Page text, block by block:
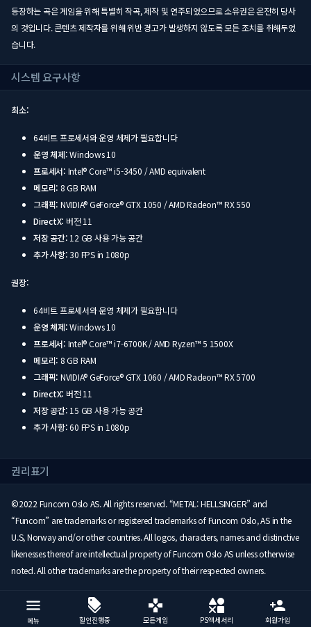
등장하는 곡은 게임을 위해 특별히 작곡, 제작 및 연주되었으므로 소유권은 온전히 당사
의 것입니다. 콘텐츠 제작자를 위해 위반 경고가 발생하지 않도록 모든 조치를 취해두었
습니다.
시스템 요구사항
최소:
64비트 프로세서와 운영 체제가 필요합니다
운영 체제:Windows 10
프로세서: Intel® Core™ i5-3450 / AMD equivalent
메모리: 8 GB RAM
그래픽: NVIDIA® GeForce® GTX 1050 / AMD Radeon™ RX 550
DirectX: 버전 11
저장 공간: 12 GB 사용 가능 공간
추가 사항:30 FPS in 1080p
권장:
64비트 프로세서와 운영 체제가 필요합니다
운영 체제:Windows 10
프로세서: Intel® Core™ i7-6700K / AMD Ryzen™ 5 1500X
메모리: 8 GB RAM
그래픽: NVIDIA® GeForce® GTX 1060 / AMD Radeon™ RX 5700
DirectX: 버전 11
저장 공간: 15 GB 사용 가능 공간
추가 사항:60 FPS in 1080p
권리표기
©2022 Funcom Oslo AS. All rights reserved. “METAL: HELLSINGER” and
“Funcom” are trademarks or registered trademarks of Funcom Oslo, AS in the
U.S, Norway and/or other countries. All logos, characters, names and distinctive
likenesses thereof are intellectual property of Funcom Oslo AS unless otherwise
noted. All other trademarks are the property of their respected owners.
메뉴 할인진행중 모든게임 PS액세서리 회원가입